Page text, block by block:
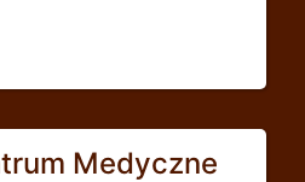
Medyczne